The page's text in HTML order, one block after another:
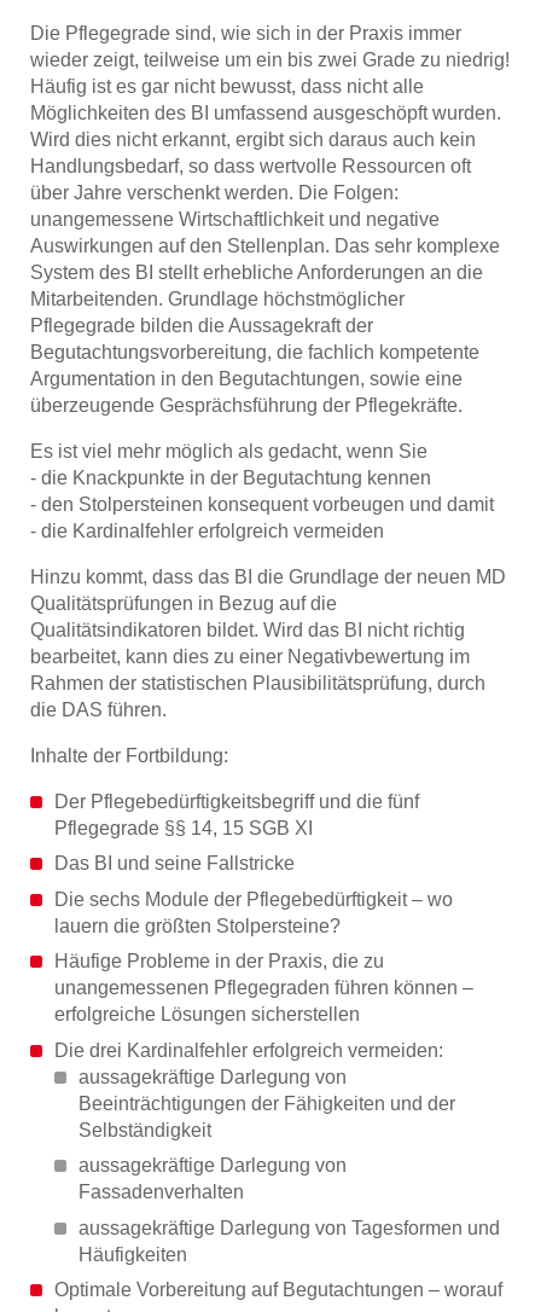
Die Pflegegrade sind, wie sich in der Praxis immer
wieder zeigt, teilweise um ein bis zwei Grade zu niedrig!
Häufig ist es gar nicht bewusst, dass nicht alle
Möglichkeiten des BI umfassend ausgeschöpft wurden.
Wird dies nicht erkannt, ergibt sich daraus auch kein
Handlungsbedarf, so dass wertvolle Ressourcen oft
über Jahre verschenkt werden. Die Folgen:
unangemessene Wirtschaftlichkeit und negative
Auswirkungen auf den Stellenplan. Das sehr komplexe
System des BI stellt erhebliche Anforderungen an die
Mitarbeitenden. Grundlage höchstmöglicher
Pflegegrade bilden die Aussagekraft der
Begutachtungsvorbereitung, die fachlich kompetente
Argumentation in den Begutachtungen, sowie eine
überzeugende Gesprächsführung der Pflegekräfte.
Es ist viel mehr möglich als gedacht, wenn Sie
- die Knackpunkte in der Begutachtung kennen
- den Stolpersteinen konsequent vorbeugen und damit
- die Kardinalfehler erfolgreich vermeiden
Hinzu kommt, dass das BI die Grundlage der neuen MD
Qualitätsprüfungen in Bezug auf die
Qualitätsindikatoren bildet. Wird das BI nicht richtig
bearbeitet, kann dies zu einer Negativbewertung im
Rahmen der statistischen Plausibilitätsprüfung, durch
die DAS führen.
Inhalte der Fortbildung:
Der Pflegebedürftigkeitsbegriff und die fünf
Pflegegrade §§ 14, 15 SGB XI
Das BI und seine Fallstricke
Die sechs Module der Pflegebedürftigkeit – wo
lauern die größten Stolpersteine?
Häufige Probleme in der Praxis, die zu
unangemessenen Pflegegraden führen können –
erfolgreiche Lösungen sicherstellen
Die drei Kardinalfehler erfolgreich vermeiden:
aussagekräftige Darlegung von
Beeinträchtigungen der Fähigkeiten und der
Selbständigkeit
aussagekräftige Darlegung von
Fassadenverhalten
aussagekräftige Darlegung von Tagesformen und
Häufigkeiten
Optimale Vorbereitung auf Begutachtungen – worauf